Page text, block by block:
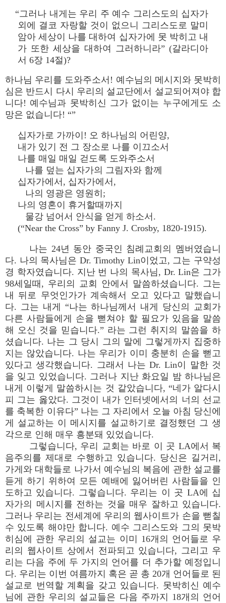
“그러나 내게는 우리 주 예수 그리스도의 십자가
외에 결코 자랑할 것이 없으니 그리스도로 말미
암아 세상이 나를 대하여 십자가에 못 박히고 내
가 또한 세상을 대하여 그러하니라” (갈라디아
서 6장 14절)?
하나님 우리를 도와주소서! 예수님의 메시지와 못박히
심은 반드시 다시 우리의 설교단에서 설교되어져야 합
니다! 예수님과 못박히신 그가 없이는 누구에게도 소
망은 없습니다! “”
십자가로 가까이! 오 하나님의 어린양,
내가 있기 전 그 장소로 나를 이끄소서
나를 매일 매일 걷도록 도와주소서
나를 덮는 십자가의 그림자와 함께
십자가에서, 십자가에서,
나의 영광은 영원히;
나의 영혼이 휴거할때까지
물강 넘어서 안식을 얻게 하소서.
(“Near the Cross” by Fanny J. Crosby, 1820-1915).
나는 24년 동안 중국인 침례교회의 멤버였습니
다. 나의 목사님은 Dr. Timothy Lin이었고, 그는 구약성
경 학자였습니다. 지난 번 나의 목사님, Dr. Lin은 그가
98세일때, 우리의 교회 안에서 말씀하셨습니다. 그는
내 뒤로 무엇인가가 계속해서 오고 있다고 말했습니
다. 그는 내게 “나는 하나님께서 내게 당신의 교회가
다른 사람들에게 손을 뻗쳐야 할 필요가 있음을 말씀
해 오신 것을 믿습니다.” 라는 그런 취지의 말씀을 하
셨습니다. 나는 그 당시 그의 말에 그렇게까지 집중하
지는 않았습니다. 나는 우리가 이미 충분히 손을 뻗고
있다고 생각했습니다. 그래서 나는 Dr. Lin이 말한 것
을 잊고 있었습니다. 그러나 지난 화요일 밤 하나님은
내게 이렇게 말씀하시는 것 같았습니다, “네가 알다시
피 그는 옳았다. 그것이 내가 인터넷에서의 너의 선교
를 축복한 이유다” 나는 그 자리에서 오늘 아침 당신에
게 설교하는 이 메시지를 설교하기로 결정했던 그 생
각으로 인해 매우 흥분돼 있었습니다.
그렇습니다, 우리 교회는 바로 이 곳 LA에서 복
음주의를 제대로 수행하고 있습니다. 당신은 길거리,
가게와 대학들로 나가서 예수님의 복음에 관한 설교를
듣게 하기 위하여 모든 예배에 잃어버린 사람들을 인
도하고 있습니다. 그렇습니다. 우리는 이 곳 LA에 십
자가의 메시지를 전하는 것을 매우 잘하고 있습니다.
그러나 우리는 전세계에 우리의 웹사이트가 손을 뻗칠
수 있도록 해야만 합니다. 예수 그리스도와 그의 못박
히심에 관한 우리의 설교는 이미 16개의 언어들로 우
리의 웹사이트 상에서 전파되고 있습니다, 그리고 우
리는 다음 주에 두 가지의 언어를 더 추가할 예정입니
다. 우리는 이번 여름까지 혹은 곧 총 20개 언어들로 된
설교로 번역할 계획을 갖고 있습니다. 못박히신 예수
님에 관한 우리의 설교들은 다음 주까지 18개의 언어